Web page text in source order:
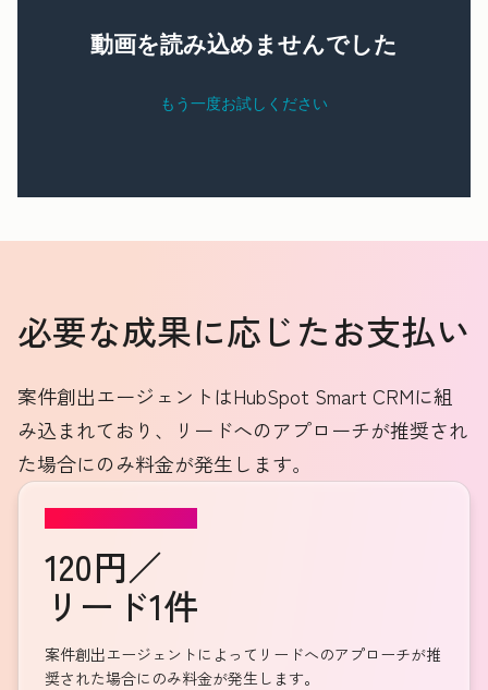
必要な成果に応じたお支払い
案件創出エージェントはHubSpot Smart CRMに組
み込まれており、リードへのアプローチが推奨され
た場合にのみ料金が発生します。
120円／
リード1件
案件創出エージェントによってリードへのアプローチが推
奨された場合にのみ料金が発生します。